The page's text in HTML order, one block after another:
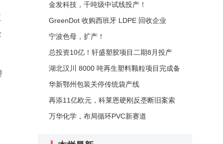
金发科技，千吨级中试线投产！
GreenDot 收购西班牙 LDPE 回收企业
宁波色母，扩产！
总投资10亿！轩盛塑胶项目二期8月投产
湖北汉川 8000 吨再生塑料颗粒项目完成备
案
华新鄂州包装关停传统袋产线
再添11亿欧元，科莱恩硬刚反垄断旧案索
赔潮
万华化学，布局循环PVC新赛道